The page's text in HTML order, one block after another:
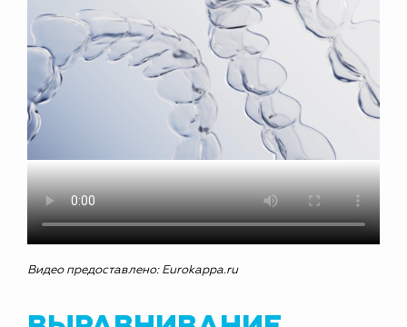
Видео предоставлено: Eurokappa.ru